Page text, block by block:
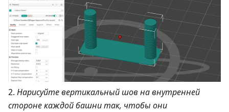
2. Нарисуйте вертикальный шов на внутренней
стороне каждой башни так, чтобы они